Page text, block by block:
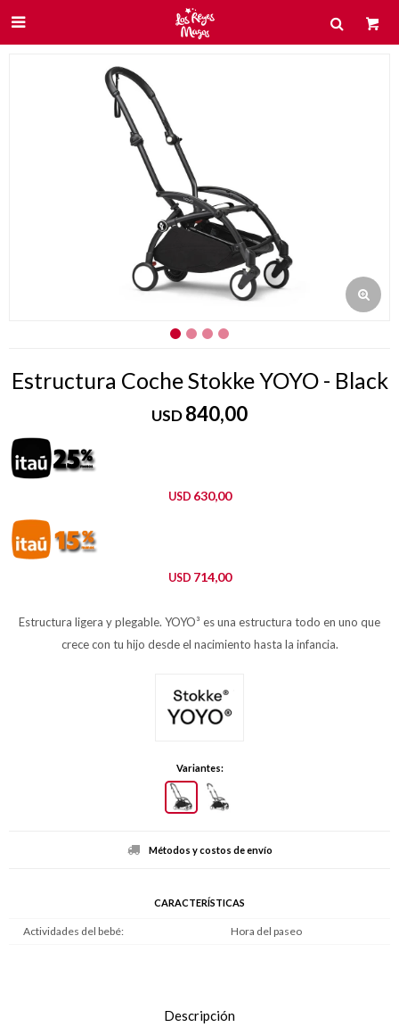

Estructura Coche Stokke YOYO - Black
USD840,00
USD 630,00
USD 714,00
Estructura ligera y plegable. YOYO³ es una estructura todo en uno que
crece con tu hijo desde el nacimiento hasta la infancia.
Variantes:
Métodos y costos de envío
CARACTERÍSTICAS
Actividades del bebé Hora del paseo
Descripción